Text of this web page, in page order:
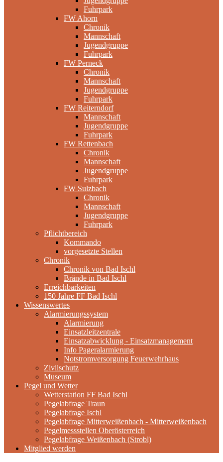
Fuhrpark
FW Ahorn
Chronik
Mannschaft
Jugendgruppe
Fuhrpark
FW Perneck
Chronik
Mannschaft
Jugendgruppe
Fuhrpark
FW Reiterndorf
Mannschaft
Jugendgruppe
Fuhrpark
FW Rettenbach
Chronik
Mannschaft
Jugendgruppe
Fuhrpark
FW Sulzbach
Chronik
Mannschaft
Jugendgruppe
Fuhrpark
Pflichtbereich
Kommando
vorgesetzte Stellen
Chronik
Chronik von Bad Ischl
Brände in Bad Ischl
Erreichbarkeiten
150 Jahre FF Bad Ischl
Wissenswertes
Alarmierungssystem
Alarmierung
Einsatzleitzentrale
Einsatzabwicklung - Einsatzmanagement
Info Pageralarmierung
Notstromversorgung Feuerwehrhaus
Zivilschutz
Museum
Pegel und Wetter
Wetterstation FF Bad Ischl
Pegelabfrage Traun
Pegelabfrage Ischl
Pegelabfrage Mitterweißenbach - Mitterweißenbach
Pegelmessstellen Oberösterreich
Pegelabfrage Weißenbach (Strobl)
Mitglied werden